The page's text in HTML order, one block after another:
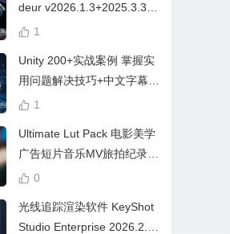
deur v2026.1.3+2025.3.3
Win/Mac+中文字幕教程
1
Unity 200+实战案例 掌握实
用问题解决技巧+中文字幕 L
earn Problem Solving
1
Ultimate Lut Pack 电影美学
广告短片音乐MV旅拍纪录片
视频调色预设
0
光线追踪渲染软件 KeyShot
Studio Enterprise 2026.2.1